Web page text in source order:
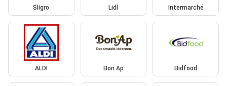
Sligro Lidl Intermarché
ALDI Bon Ap Bidfood